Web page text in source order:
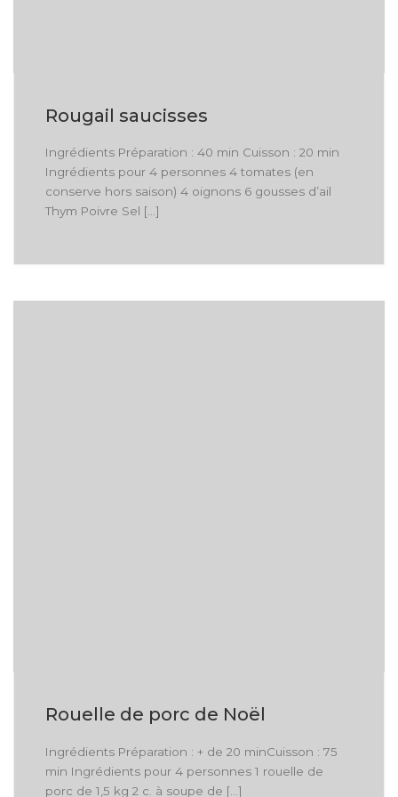
Rougail saucisses
Ingrédients Préparation : 40 min Cuisson : 20 min
Ingrédients pour 4 personnes 4 tomates (en
conserve hors saison) 4 oignons 6 gousses d’ail
Thym Poivre Sel […]
Rouelle de porc de Noël
Ingrédients Préparation : + de 20 minCuisson : 75
min Ingrédients pour 4 personnes 1 rouelle de
porc de 1,5 kg 2 c. à soupe de […]